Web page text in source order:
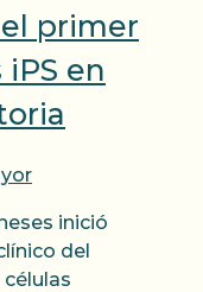
primer
en
inició
del